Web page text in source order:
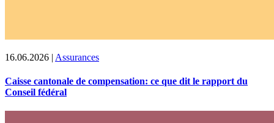
16.06.2026 | Assurances
Caisse cantonale de compensation: ce que dit le rapport du
Conseil fédéral